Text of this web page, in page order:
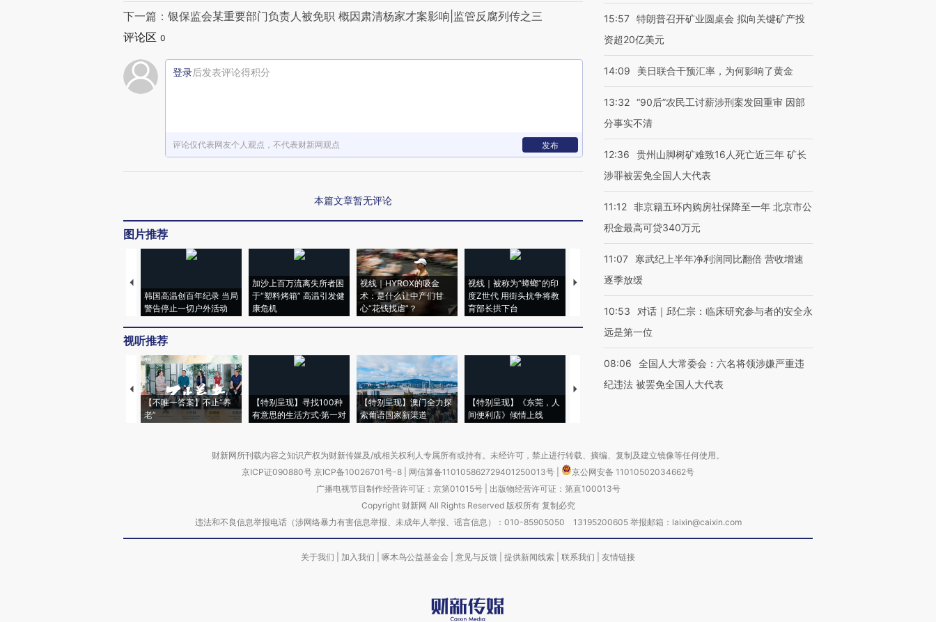
下一篇：银保监会某重要部门负责人被免职 概因肃清杨家才案影响|监管反腐列传之三
评论区 0
登录后发表评论得积分
评论仅代表网友个人观点，不代表财新网观点 发布
本篇文章暂无评论
图片推荐
韩国高温创百年纪录 当局
警告停止一切户外活动
加沙上百万流离失所者困
于“塑料烤箱” 高温引发健
康危机
视线｜HYROX的吸金
术：是什么让中产们甘
心“花钱找虐”？
视线｜被称为“蟑螂”的印
度Z世代 用街头抗争将教
育部长拱下台
视线｜“入侵”还是“人道危
机”？难民潮撕裂西班牙
飞地休达
128毫米 紧急转移近
4000人
雨 3小时累计雨量超80毫
米
视听推荐
【不唯一答案】不止“养
老”
【特别呈现】寻找100种
有意思的生活方式·第一对
【特别呈现】澳门全力探
索葡语国家新渠道
【特别呈现】《东莞，人
间便利店》倾情上线
【推广】走进第四届链博
15:57 特朗普召开矿业圆桌会 拟向关键矿产投
资超20亿美元
14:09 美日联合干预汇率，为何影响了黄金
13:32 “90后”农民工讨薪涉刑案发回重审 因部
分事实不清
12:36
贵州山脚树矿难致16人死亡近三年 矿长
涉罪被罢免全国人大代表
11:12 非京籍五环内购房社保降至一年 北京市公
积金最高可贷340万元
11:07
寒武纪上半年净利润同比翻倍 营收增速
逐季放缓
10:53
对话｜邱仁宗：临床研究参与者的安全永
远是第一位
08:06
全国人大常委会：六名将领涉嫌严重违
纪违法 被罢免全国人大代表
财新网所刊载内容之知识产权为财新传媒及/或相关权利人专属所有或持有。未经许可，禁止进行转载、摘编、复制及建立镜像等任何使用。
京ICP证090880号 京ICP备10026701号-8 网信算备110105862729401250013号
京公网安备 11010502034662号
广播电视节目制作经营许可证：京第01015号| 出版物经营许可证：第直100013号
Copyright 财新网 All Rights Reserved 版权所有 复制必究
违法和不良信息举报电话（涉网络暴力有害信息举报、未成年人举报、谣言信息）：010-85905050 13195200605 举报邮箱：laixin@caixin.com
关于我们 加入我们 啄木鸟公益基金会 意见与反馈 提供新闻线索 联系我们 友情链接